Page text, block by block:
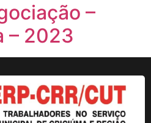
–
– 2023